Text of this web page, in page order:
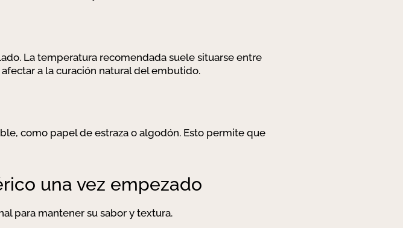
La temperatura recomendada suele situarse entre
a la curación natural del embutido.
como papel de estraza o algodón. Esto permite que
una vez empezado
para mantener su sabor y textura.